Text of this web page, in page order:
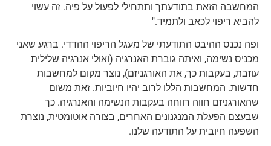
המחשבה הזאת בתודעתך ותתחילי לפעול על פיה. זה עשוי
להביא ריפוי לכאב ולתמיד."
ופה נכנס ההיבט התודעתי של מעגל הריפוי ההדדי. ברגע שאני
מכניס נשימה, ואיתה גוברת האנרגיה (ואולי אנרגיה שלילית
עוזבת, בעקבות כך, את האורגניזם), נוצר מקום למחשבות
חדשות. המחשבות הללו לרוב יהיו חיוביות. זאת משום
שהאורגניזם חווה רווחה בעקבות הנשימה והאנרגיה. כך
שבעצם הפעלת המנגנונים האחרים, בצורה אוטומטית, נוצרת
השפעה חיובית על התודעה שלנו.